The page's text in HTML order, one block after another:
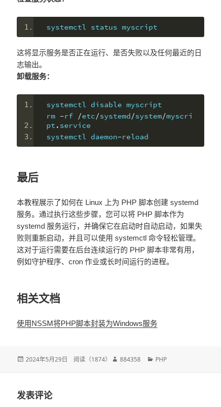
systemctl status myscript
这将显示服务是否正在运行、是否失败以及任何最近的日
志输出。
卸载服务：
systemctl disable myscript
rm -rf /etc/systemd/system/myscri
pt . service
systemctl daemon-reload
最后
本教程展示了如何在 Linux 上为 PHP 脚本创建 systemd
服务。通过执行这些步骤，您可以将 PHP 脚本作为
systemd 服务运行，并确保它在启动时自动启动，如果失
败则重新启动，并且可以使用 systemctl 命令轻松管理。
这对于运行需要在后台连续运行的 PHP 脚本非常有用，
例如守护程序、cron 作业或长时间运行的进程。
相关文档
使用NSSM将PHP脚本封装为Windows服务
发
2024年5月29日 阅读（1874）
作
884358
分
PHP
发表评论